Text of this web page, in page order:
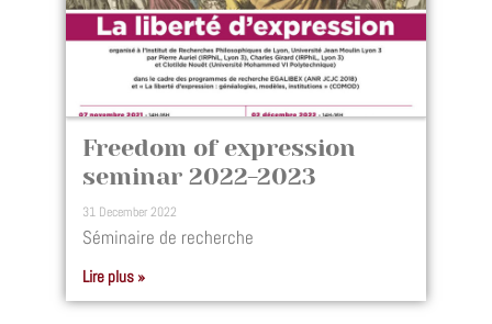
Freedom of expression
seminar 2022-2023
31 December 2022
Séminaire de recherche
Lire plus »